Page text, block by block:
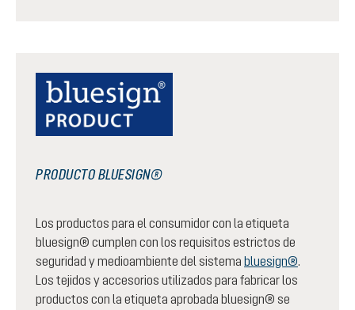
PRODUCTO BLUESIGN®
Los productos para el consumidor con la etiqueta
bluesign® cumplen con los requisitos estrictos de
seguridad y medioambiente del sistema bluesign®.
Los tejidos y accesorios utilizados para fabricar los
productos con la etiqueta aprobada bluesign® se